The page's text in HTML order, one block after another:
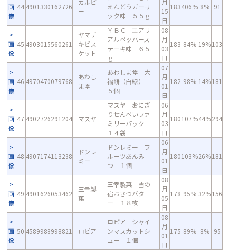
画
像
44 4901330162726
カルビ
ー
えんどうガーリ
ック味 ５５ｇ
月
15
日
183406% 8% 91
画
像
45 4903015560261
ヤマザ
キビス
ケット
ＹＢＣ エアリ
アルペッパース
テーキ味 ６５
ｇ
08
月
03
日
183 84% 19%103
画
像
46 4970470079768
あわし
ま堂
あわしま堂 大
福餅（白緑）
５個
07
月
01
日
182 98% 14%181
画
像
47 4902726291204 マスヤ
マスヤ おにぎ
りせんべいファ
ミリーパック
１４袋
06
月
03
日
180107%44%294
画
像
48 4907174113238
ドンレ
ミー
ドンレミー フ
ルーツあんみ
つ １個
06
月
01
日
180103%26%181
画
像
49 4901626053462
三幸製
菓
三幸製菓 雪の
宿おさつバタ
ー １８枚
08
月
05
日
178 95% 32%156
画
像
50 4589988998821 ロピア
ロピア シャイ
ンマスカットシ
ュー １個
08
月
01
日
175 89% 8% 95